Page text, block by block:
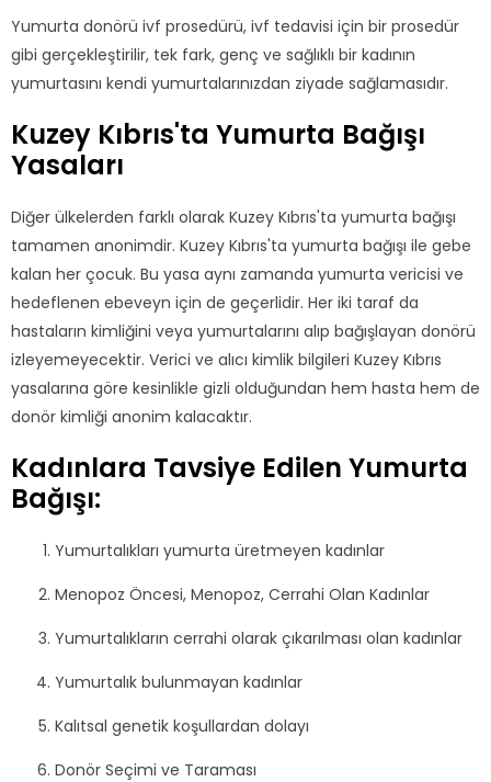
Yumurta donörü ivf prosedürü, ivf tedavisi için bir prosedür
gibi gerçekleştirilir, tek fark, genç ve sağlıklı bir kadının
yumurtasını kendi yumurtalarınızdan ziyade sağlamasıdır.
Kuzey Kıbrıs'ta Yumurta Bağışı
Yasaları
Diğer ülkelerden farklı olarak Kuzey Kıbrıs'ta yumurta bağışı
tamamen anonimdir. Kuzey Kıbrıs'ta yumurta bağışı ile gebe
kalan her çocuk. Bu yasa aynı zamanda yumurta vericisi ve
hedeflenen ebeveyn için de geçerlidir. Her iki taraf da
hastaların kimliğini veya yumurtalarını alıp bağışlayan donörü
izleyemeyecektir. Verici ve alıcı kimlik bilgileri Kuzey Kıbrıs
yasalarına göre kesinlikle gizli olduğundan hem hasta hem de
donör kimliği anonim kalacaktır.
Kadınlara Tavsiye Edilen Yumurta
Bağışı:
Yumurtalıkları yumurta üretmeyen kadınlar
Menopoz Öncesi, Menopoz, Cerrahi Olan Kadınlar
Yumurtalıkların cerrahi olarak çıkarılması olan kadınlar
Yumurtalık bulunmayan kadınlar
Kalıtsal genetik koşullardan dolayı
Donör Seçimi ve Taraması